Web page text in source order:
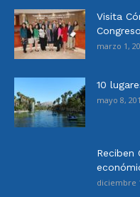
Visita
marzo 1,
10
mayo 8,
Reciben
diciembre